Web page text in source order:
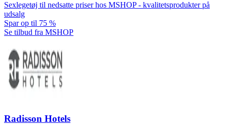
Sexlegetøj til nedsatte priser hos MSHOP - kvalitetsprodukter på
udsalg
Spar op til 75 %
Se tilbud fra MSHOP
Radisson Hotels